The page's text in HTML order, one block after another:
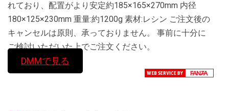
れており、配置がより安定約185×165×270mm 内径
180×125×230mm 重量:約1200g 素材:レシン ご注文後の
キャンセルは原則、承っておりません。 事前に十分に
ご検討いただいた上でご注文ください。
DMMで見る